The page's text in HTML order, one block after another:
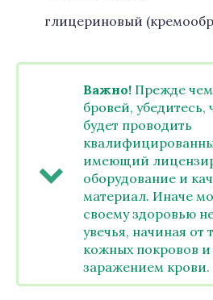
глицериновый
Важно! Прежде чем
бровей, убедитесь,
будет проводить
имеющий
оборудование и
материал. Иначе
своему здоровью
увечья, начиная от
кожных покровов и
заражением крови.